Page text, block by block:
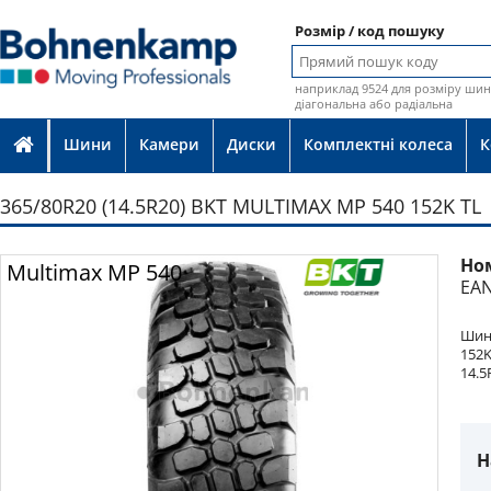
Розмір / код пошуку
наприклад 9524 для розміру
діагональна або радіальна
Шини Камери Диски Комплектні колеса
365/80R20 (14.5R20) BKT MULTIMAX MP 540 152K TL
Multimax MP 540